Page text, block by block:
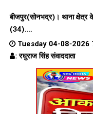
बीजपुर(सोनभद्र)। थाना क्षेत्र के
(34)....
Tuesday 04-08-2026
: रघुराज सिंह संवाददाता